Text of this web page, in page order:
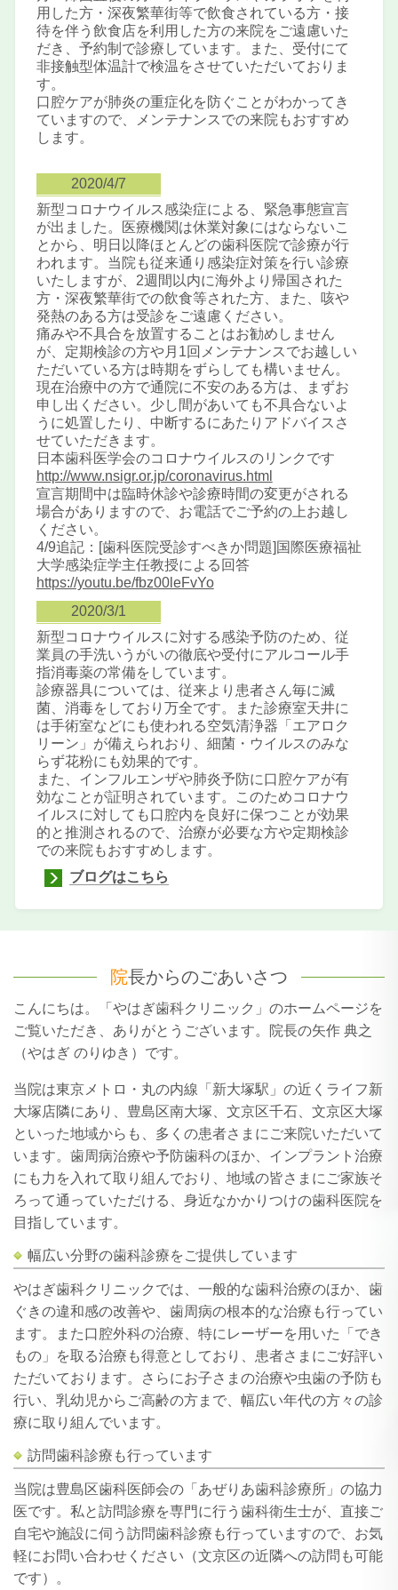
用した方・深夜繁華街等で飲食されている方・接
待を伴う飲食店を利用した方の来院をご遠慮いた
だき、予約制で診療しています。また、受付にて
非接触型体温計で検温をさせていただいておりま
す。
口腔ケアが肺炎の重症化を防ぐことがわかってき
ていますので、メンテナンスでの来院もおすすめ
します。
2020/4/7
新型コロナウイルス感染症による、緊急事態宣言
が出ました。医療機関は休業対象にはならないこ
とから、明日以降ほとんどの歯科医院で診療が行
われます。当院も従来通り感染症対策を行い診療
いたしますが、2週間以内に海外より帰国された
方・深夜繁華街での飲食等された方、また、咳や
発熱のある方は受診をご遠慮ください。
痛みや不具合を放置することはお勧めしません
が、定期検診の方や月1回メンテナンスでお越しい
ただいている方は時期をずらしても構いません。
現在治療中の方で通院に不安のある方は、まずお
申し出ください。少し間があいても不具合ないよ
うに処置したり、中断するにあたりアドバイスさ
せていただきます。
日本歯科医学会のコロナウイルスのリンクです
http://www.nsigr.or.jp/coronavirus.html
宣言期間中は臨時休診や診療時間の変更がされる
場合がありますので、お電話でご予約の上お越し
ください。
4/9追記：[歯科医院受診すべきか問題]国際医療福祉
大学感染症学主任教授による回答
https://youtu.be/fbz00leFvYo
2020/3/1
新型コロナウイルスに対する感染予防のため、従
業員の手洗いうがいの徹底や受付にアルコール手
指消毒薬の常備をしています。
診療器具については、従来より患者さん毎に滅
菌、消毒をしており万全です。また診療室天井に
は手術室などにも使われる空気清浄器「エアロク
リーン」が備えられおり、細菌・ウイルスのみな
らず花粉にも効果的です。
また、インフルエンザや肺炎予防に口腔ケアが有
効なことが証明されています。このためコロナウ
イルスに対しても口腔内を良好に保つことが効果
的と推測されるので、治療が必要な方や定期検診
での来院もおすすめします。
ブログはこちら
院長からのごあいさつ
こんにちは。「やはぎ歯科クリニック」のホームページを
ご覧いただき、ありがとうございます。院長の矢作 典之
（やはぎ のりゆき）です。
当院は東京メトロ・丸の内線「新大塚駅」の近くライフ新
大塚店隣にあり、豊島区南大塚、文京区千石、文京区大塚
といった地域からも、多くの患者さまにご来院いただいて
います。歯周病治療や予防歯科のほか、インプラント治療
にも力を入れて取り組んでおり、地域の皆さまにご家族そ
ろって通っていただける、身近なかかりつけの歯科医院を
目指しています。
幅広い分野の歯科診療をご提供しています
やはぎ歯科クリニックでは、一般的な歯科治療のほか、歯
ぐきの違和感の改善や、歯周病の根本的な治療も行ってい
ます。また口腔外科の治療、特にレーザーを用いた「でき
もの」を取る治療も得意としており、患者さまにご好評い
ただいております。さらにお子さまの治療や虫歯の予防も
行い、乳幼児からご高齢の方まで、幅広い年代の方々の診
療に取り組んでいます。
訪問歯科診療も行っています
当院は豊島区歯科医師会の「あぜりあ歯科診療所」の協力
医です。私と訪問診療を専門に行う歯科衛生士が、直接ご
自宅や施設に伺う訪問歯科診療も行っていますので、お気
軽にお問い合わせください（文京区の近隣への訪問も可能
です）。